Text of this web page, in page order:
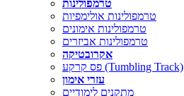
טרמפולינות
טרמפולינות אולימפיות
טרמפולינות אימונים
טרמפולינות אביזרים
אקרובטיקה
פס קרקע (Tumbling Track)
עזרי אימון
מתקנים לימודיים